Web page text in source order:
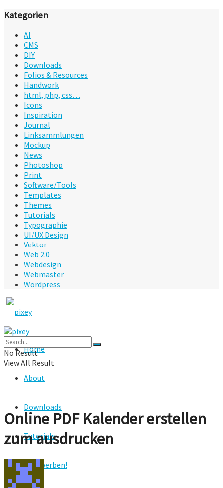
Kategorien
AI
CMS
DIY
Downloads
Folios & Resources
Handwork
html, php, css…
Icons
Inspiration
Journal
Linksammlungen
Mockup
News
Photoshop
Print
Software/Tools
Templates
Themes
Tutorials
Typographie
UI/UX Design
Vektor
Web 2.0
Webdesign
Webmaster
Wordpress
Home
About
Downloads
Tutorials
Hier werben!
No Result
View All Result
Online PDF Kalender erstellen
zum ausdrucken